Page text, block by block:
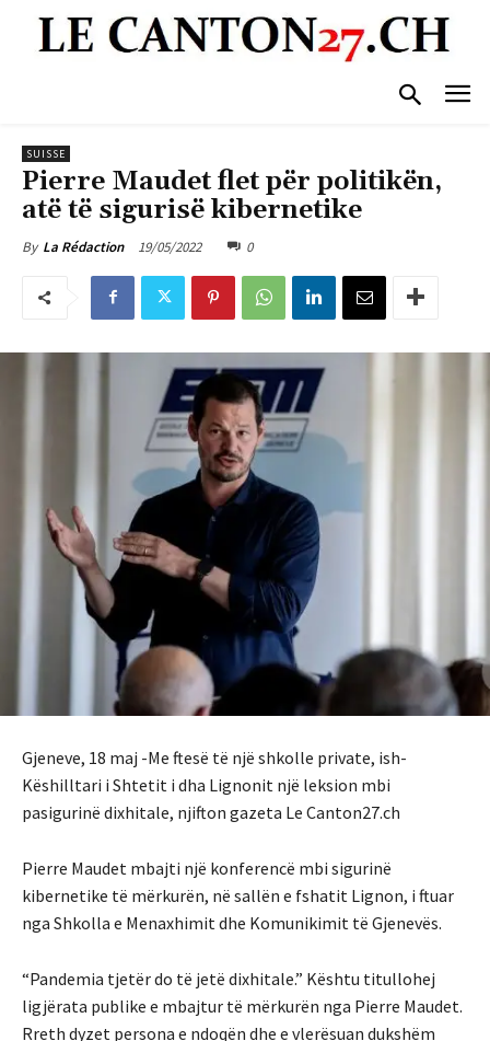
SUISSE
Pierre Maudet flet për politikën,
atë të sigurisë kibernetike
By La Rédaction 19/05/2022 0
Gjeneve, 18 maj -Me ftesë të një shkolle private, ish-
Këshilltari i Shtetit i dha Lignonit një leksion mbi
pasigurinë dixhitale, njifton gazeta Le Canton27.ch
Pierre Maudet mbajti një konferencë mbi sigurinë
kibernetike të mërkurën, në sallën e fshatit Lignon, i ftuar
nga Shkolla e Menaxhimit dhe Komunikimit të Gjenevës.
“Pandemia tjetër do të jetë dixhitale.” Kështu titullohej
ligjërata publike e mbajtur të mërkurën nga Pierre Maudet.
Rreth dyzet persona e ndoqën dhe e vlerësuan dukshëm